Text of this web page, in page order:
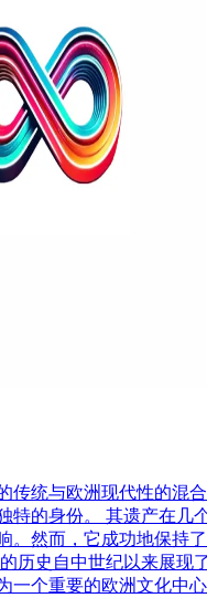
传统与欧洲现代性的混
特的身份。 其遗产在几
。然而，它成功地保持
历史自中世纪以来展现
一个重要的欧洲文化中